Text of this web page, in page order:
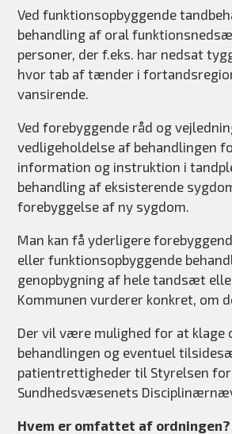
Ved funktionsopbyggende
behandling af oral
personer, der f.eks. har nedsat
hvor tab af tænder i
vansirende.
Ved forebyggende råd og
vedligeholdelse af behandlingen
information og instruktion i
behandling af eksisterende
forebyggelse af ny sygdom.
Man kan få yderligere
eller funktionsopbyggende
genopbygning af hele tandsæt
Kommunen vurderer konkret, om
Der vil være mulighed for at klage
behandlingen og eventuel
patientrettigheder til Styrelsen
Sundhedsvæsenets
Hvem er omfattet af ordningen?